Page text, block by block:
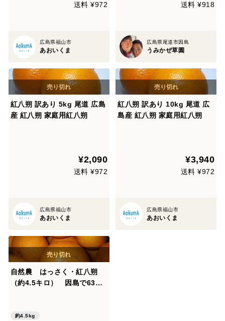
送料 ¥972
広島県福山市
あおいくま
送料 ¥918
広島県尾道市因島
うみかぜ草園
紅八朔 訳あり 5kg 尾道 広島
産 紅八朔 家庭用紅八朔
¥2,090
送料 ¥972
広島県福山市
あおいくま
紅八朔 訳あり 10kg 尾道 広
島産 紅八朔 家庭用紅八朔
¥3,940
送料 ¥972
広島県福山市
あおいくま
自然農 はっさく・紅八朔
（約4.5キロ） 因島で63年
約4.5kg